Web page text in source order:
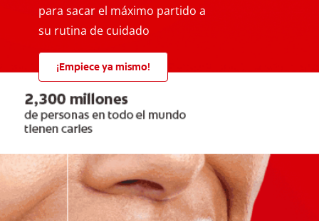
para sacar el máximo partido a
su rutina de cuidado
¡Empiece ya mismo!